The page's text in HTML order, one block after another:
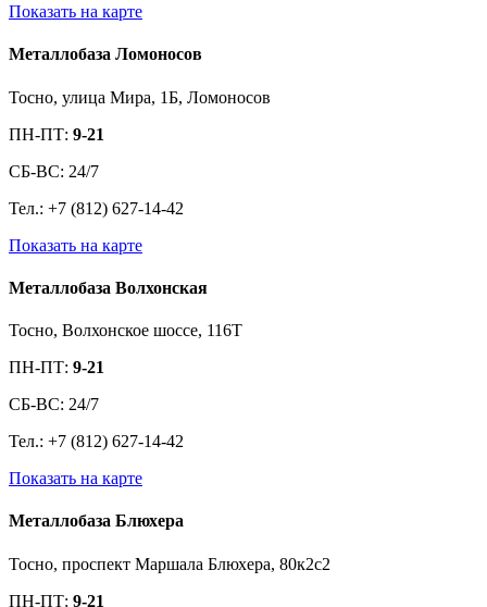
Показать на карте
Металлобаза Ломоносов
Тосно, улица Мира, 1Б, Ломоносов
ПН-ПТ: 9-21
СБ-ВС: 24/7
Тел.: +7 (812) 627-14-42
Показать на карте
Металлобаза Волхонская
Тосно, Волхонское шоссе, 116Т
ПН-ПТ: 9-21
СБ-ВС: 24/7
Тел.: +7 (812) 627-14-42
Показать на карте
Металлобаза Блюхера
Тосно, проспект Маршала Блюхера, 80к2с2
ПН-ПТ: 9-21